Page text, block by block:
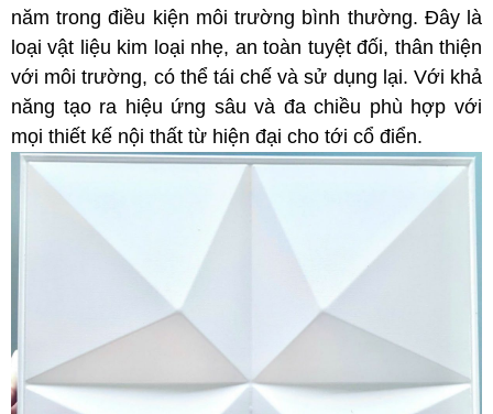
năm trong điều kiện môi trường bình thường. Đây là
loại vật liệu kim loại nhẹ, an toàn tuyệt đối, thân thiện
với môi trường, có thể tái chế và sử dụng lại. Với khả
năng tạo ra hiệu ứng sâu và đa chiều phù hợp với
mọi thiết kế nội thất từ hiện đại cho tới cổ điển.